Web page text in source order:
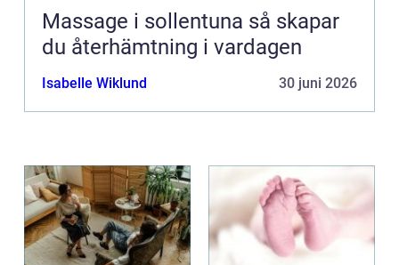
Massage i sollentuna så skapar
du återhämtning i vardagen
Isabelle Wiklund 30 juni 2026